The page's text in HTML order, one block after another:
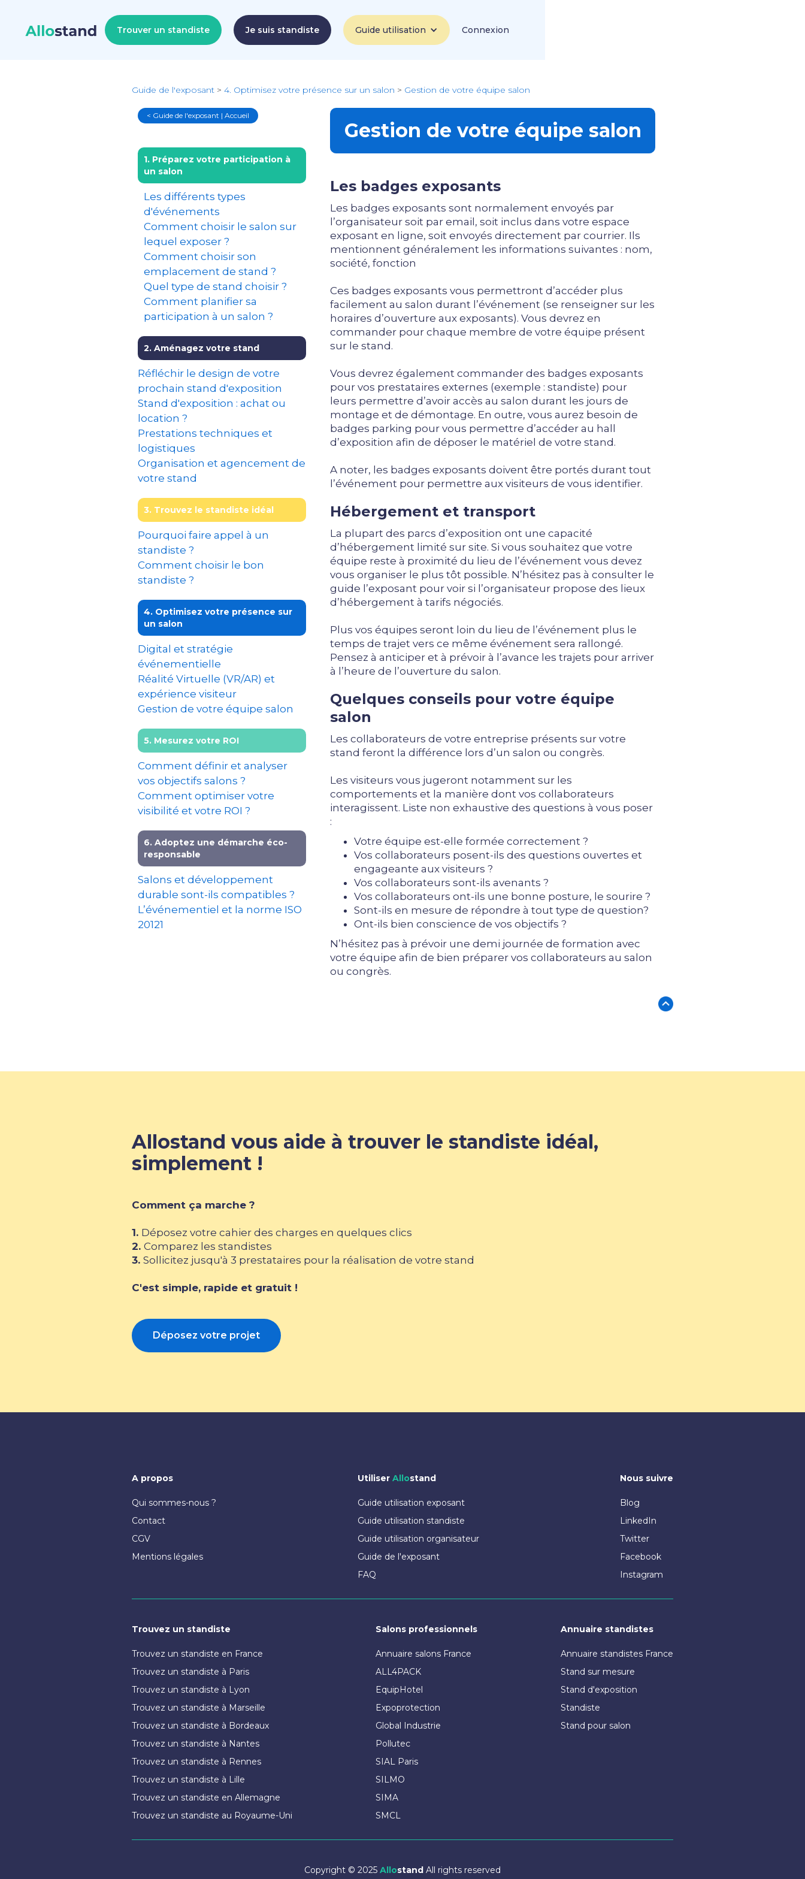
Trouver un standiste Je suis standiste Guide utilisation Connexion
Guide de l'exposant > 4. Optimisez votre présence sur un salon > Gestion de votre équipe salon
< Guide de l'exposant | Accueil
1. Préparez votre participation à
un salon
Les différents types
d'événements
Comment choisir le salon sur
lequel exposer ?
Comment choisir son
emplacement de stand ?
Quel type de stand choisir ?
Comment planifier sa
participation à un salon ?
2. Aménagez votre stand
Réfléchir le design de votre
prochain stand d'exposition
Stand d'exposition : achat ou
location ?
Prestations techniques et
logistiques
Organisation et agencement de
votre stand
3. Trouvez le standiste idéal
Pourquoi faire appel à un
standiste ?
Comment choisir le bon
standiste ?
4. Optimisez votre présence sur
un salon
Digital et stratégie
événementielle
Réalité Virtuelle (VR/AR) et
expérience visiteur
Gestion de votre équipe salon
5. Mesurez votre ROI
Comment définir et analyser
vos objectifs salons ?
Comment optimiser votre
visibilité et votre ROI ?
6. Adoptez une démarche éco-
responsable
Salons et développement
durable sont-ils compatibles ?
L’événementiel et la norme ISO
20121
Gestion de votre équipe salon
Les badges exposants
Les badges exposants sont normalement envoyés par
l’organisateur soit par email, soit inclus dans votre espace
exposant en ligne, soit envoyés directement par courrier. Ils
mentionnent généralement les informations suivantes : nom,
société, fonction
Ces badges exposants vous permettront d’accéder plus
facilement au salon durant l’événement (se renseigner sur les
horaires d’ouverture aux exposants). Vous devrez en
commander pour chaque membre de votre équipe présent
sur le stand.
Vous devrez également commander des badges exposants
pour vos prestataires externes (exemple : standiste) pour
leurs permettre d’avoir accès au salon durant les jours de
montage et de démontage. En outre, vous aurez besoin de
badges parking pour vous permettre d’accéder au hall
d’exposition afin de déposer le matériel de votre stand.
A noter, les badges exposants doivent être portés durant tout
l’événement pour permettre aux visiteurs de vous identifier.
Hébergement et transport
La plupart des parcs d’exposition ont une capacité
d’hébergement limité sur site. Si vous souhaitez que votre
équipe reste à proximité du lieu de l’événement vous devez
vous organiser le plus tôt possible. N’hésitez pas à consulter le
guide l’exposant pour voir si l’organisateur propose des lieux
d’hébergement à tarifs négociés.
Plus vos équipes seront loin du lieu de l’événement plus le
temps de trajet vers ce même événement sera rallongé.
Pensez à anticiper et à prévoir à l’avance les trajets pour arriver
à l’heure de l’ouverture du salon.
Quelques conseils pour votre équipe
salon
Les collaborateurs de votre entreprise présents sur votre
stand feront la différence lors d’un salon ou congrès.
Les visiteurs vous jugeront notamment sur les
comportements et la manière dont vos collaborateurs
interagissent. Liste non exhaustive des questions à vous poser
:
Votre équipe est-elle formée correctement ?
Vos collaborateurs posent-ils des questions ouvertes et
engageante aux visiteurs ?
Vos collaborateurs sont-ils avenants ?
Vos collaborateurs ont-ils une bonne posture, le sourire ?
Sont-ils en mesure de répondre à tout type de question?
Ont-ils bien conscience de vos objectifs ?
N’hésitez pas à prévoir une demi journée de formation avec
votre équipe afin de bien préparer vos collaborateurs au salon
ou congrès.
Allostand vous aide à trouver le standiste idéal,
simplement !
Comment ça marche ?
1. Déposez votre cahier des charges en quelques clics
2. Comparez les standistes
3. Sollicitez jusqu'à 3 prestataires pour la réalisation de votre stand
C'est simple, rapide et gratuit !
Déposez votre projet
A propos
Qui sommes-nous ?
Contact
CGV
Mentions légales
Utiliser Allostand
Guide utilisation exposant
Guide utilisation standiste
Guide utilisation organisateur
Guide de l'exposant
FAQ
Nous suivre
Blog
LinkedIn
Twitter
Facebook
Instagram
Trouvez un standiste
Trouvez un standiste en France
Trouvez un standiste à Paris
Trouvez un standiste à Lyon
Trouvez un standiste à Marseille
Trouvez un standiste à Bordeaux
Trouvez un standiste à Nantes
Trouvez un standiste à Rennes
Trouvez un standiste à Lille
Trouvez un standiste en Allemagne
Trouvez un standiste au Royaume-Uni
Salons professionnels
Annuaire salons France
ALL4PACK
EquipHotel
Expoprotection
Global Industrie
Pollutec
SIAL Paris
SILMO
SIMA
SMCL
Annuaire standistes
Annuaire standistes France
Stand sur mesure
Stand d'exposition
Standiste
Stand pour salon
Copyright © 2025 Allostand All rights reserved